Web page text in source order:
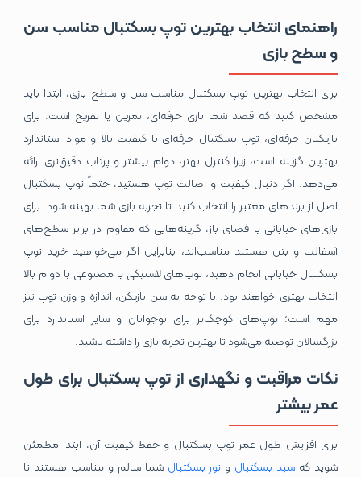
راهنمای انتخاب بهترین توپ بسکتبال مناسب سن
و سطح بازی
برای انتخاب بهترین توپ بسکتبال مناسب سن و سطح بازی، ابتدا باید
مشخص کنید که قصد شما بازی حرفه‌ای، تمرین یا تفریح است. برای
بازیکنان حرفه‌ای، توپ بسکتبال حرفه‌ای با کیفیت بالا و مواد استاندارد
بهترین گزینه است، زیرا کنترل بهتر، دوام بیشتر و پرتاب دقیق‌تری ارائه
می‌دهد. اگر دنبال کیفیت و اصالت توپ هستید، حتماً توپ بسکتبال
اصل از برندهای معتبر را انتخاب کنید تا تجربه بازی شما بهینه شود. برای
بازی‌های خیابانی یا فضای باز، گزینه‌هایی که مقاوم در برابر سطح‌های
آسفالت و بتن هستند مناسب‌اند، بنابراین اگر می‌خواهید خرید توپ
بسکتبال خیابانی انجام دهید، توپ‌های لاستیکی یا مصنوعی با دوام بالا
انتخاب بهتری خواهند بود. با توجه به سن بازیکن، اندازه و وزن توپ نیز
مهم است؛ توپ‌های کوچک‌تر برای نوجوانان و سایز استاندارد برای
بزرگسالان توصیه می‌شود تا بهترین تجربه بازی را داشته باشید.
نکات مراقبت و نگهداری از توپ بسکتبال برای طول
عمر بیشتر
برای افزایش طول عمر توپ بسکتبال و حفظ کیفیت آن، ابتدا مطمئن
شوید که سبد بسکتبال و تور بسکتبال شما سالم و مناسب هستند تا